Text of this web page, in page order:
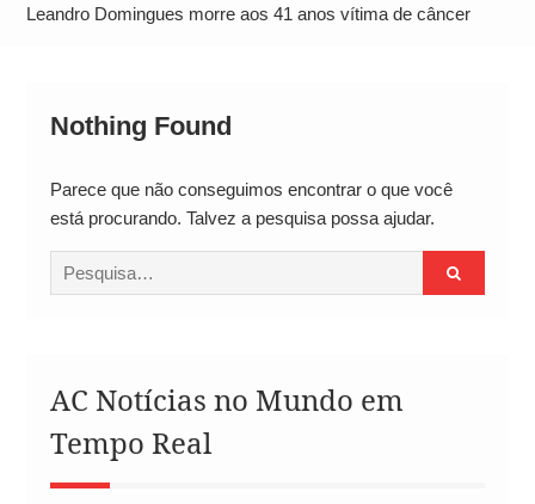
Operação Ágio: Ação policial na Bahia prende 14
Leandro Domingues morre aos 41 anos vítima de câncer
Nothing Found
Parece que não conseguimos encontrar o que você
está procurando. Talvez a pesquisa possa ajudar.
Procurar
por:
AC Notícias no Mundo em
Tempo Real